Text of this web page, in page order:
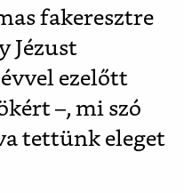
fakeresztre
Jézust
ezelőtt
–, mi szó
tettünk eleget